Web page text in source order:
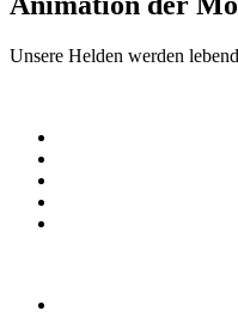
Unsere Helden werden